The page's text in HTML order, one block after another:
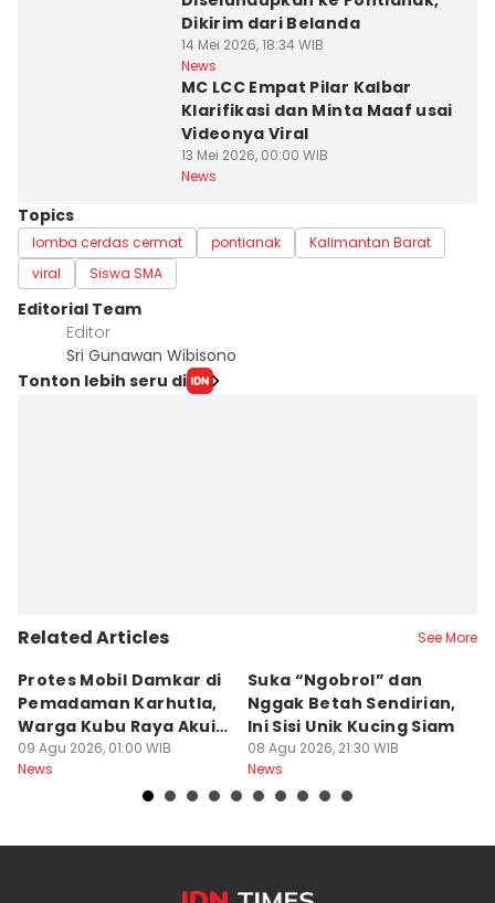
Dikirim dari Belanda
14 Mei 2026, 18:34 WIB
News
MC LCC Empat Pilar Kalbar
Klarifikasi dan Minta Maaf usai
Videonya Viral
13 Mei 2026, 00:00 WIB
News
Topics
lomba cerdas cermat pontianak
Kalimantan Barat
viral
Siswa SMA
Editorial Team
Editor
Sri Gunawan Wibisono
Tonton lebih seru di
Related Articles See More
Protes Mobil Damkar di
Pemadaman Karhutla,
Warga Kubu Raya Akui
Khilaf
09 Agu 2026, 01:00 WIB
News
Suka “Ngobrol” dan
Nggak Betah Sendirian,
Ini Sisi Unik Kucing Siam
08 Agu 2026, 21:30 WIB
News